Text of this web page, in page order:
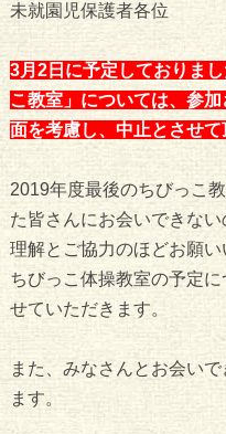
未就園児保護者各位
3月2日に予定しておりま
こ教室」については、参
面を考慮し、中止とさせて
2019年度最後のちびっこ
た皆さんにお会いできな
理解とご協力のほどお願
ちびっこ体操教室の予定
せていただきます。
また、みなさんとお会い
ます。